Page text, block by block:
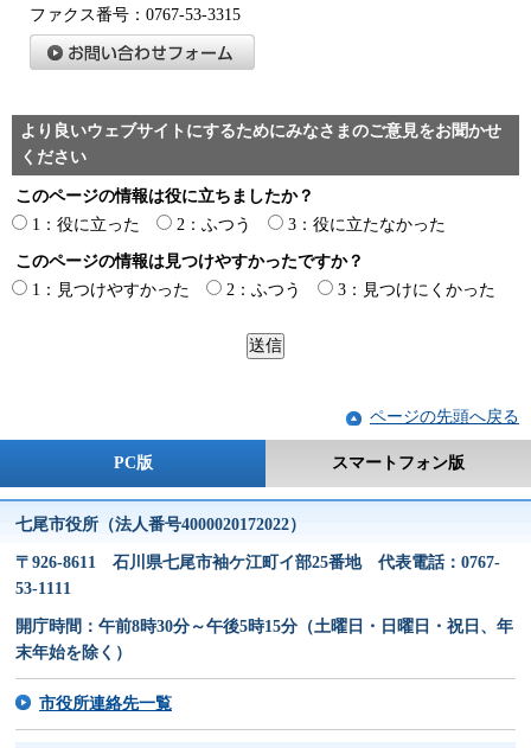
ファクス番号：0767-53-3315
より良いウェブサイトにするためにみなさまのご意見をお聞かせ
ください
このページの情報は役に立ちましたか？
1：役に立った
2：ふつう 3：役に立たなかった
このページの情報は見つけやすかったですか？
1：見つけやすかった
2：ふつう 3：見つけにくかった
ページの先頭へ戻る
PC版 スマートフォン版
七尾市役所（法人番号4000020172022）
〒926-8611 石川県七尾市袖ケ江町イ部25番地 代表電話：0767-
53-1111
開庁時間：午前8時30分～午後5時15分（土曜日・日曜日・祝日、年
末年始を除く）
市役所連絡先一覧